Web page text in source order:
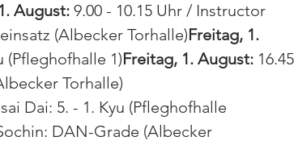
August: 9.00 - 10.15 Uhr / Instructor
(Albecker Torhalle)Freitag, 1.
(Pfleghofhalle 1)Freitag, 1. August: 16.45
Torhalle)
Dai: 5. - 1. Kyu (Pfleghofhalle
DAN-Grade (Albecker